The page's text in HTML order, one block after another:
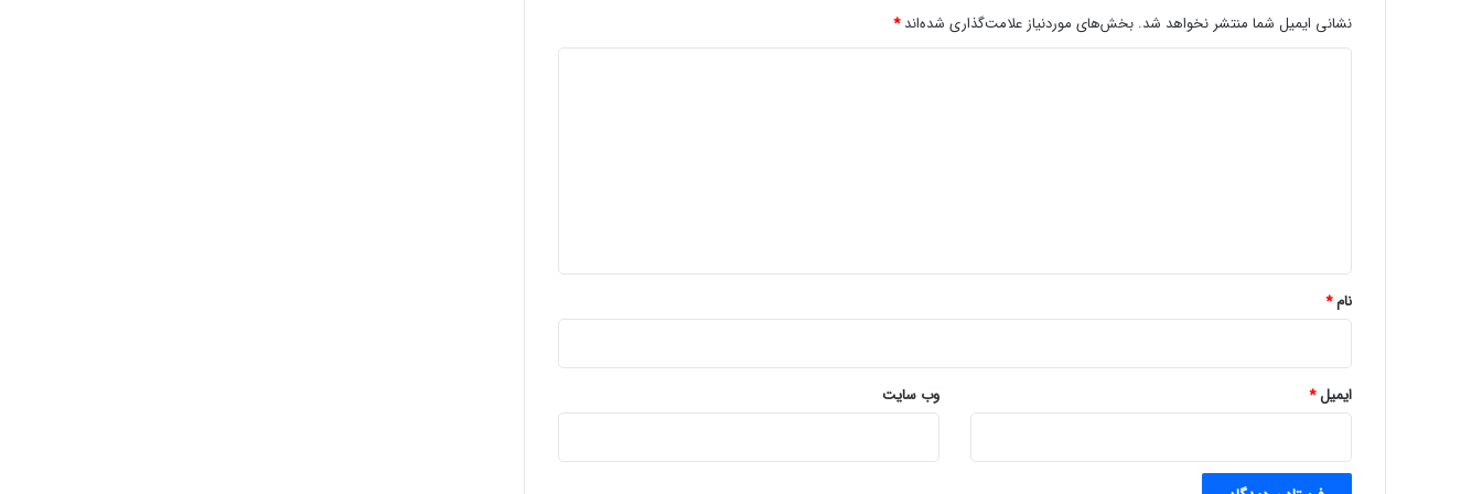
د
ا
و
ا
ی
ا
آ
ب
د
ا
نشانی ایمیل شما منتشر نخواهد شد. بخش‌های موردنیاز علامت‌گذاری شده‌اند*
نام*
ایمیل* وب‌ سایت